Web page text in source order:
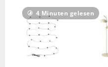
4 Minuten gelesen